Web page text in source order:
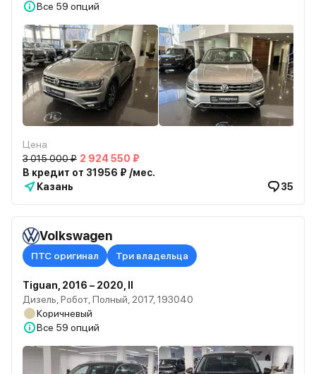
Все 59 опций
Цена
3 015 000 ₽ 2 924 550 ₽
В кредит от 31956 ₽ /мес.
Казань
35
Volkswagen
ПТС оригинал Три владельца
Tiguan, 2016 – 2020, II
Дизель, Робот, Полный, 2017, 193040
Коричневый
Все 59 опций